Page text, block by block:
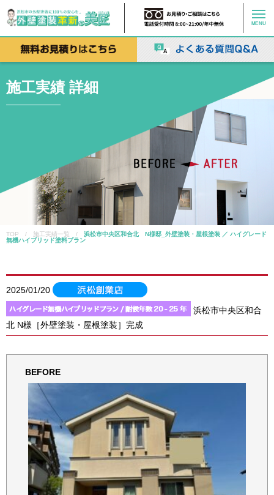
MENU
施工実績 詳細
TOP / 施工実績一覧 / 浜松市中央区和合北 N様邸_外壁塗装・屋根塗装 ／ ハイグレード
無機ハイブリッド塗料プラン
2025/01/20
浜松市中央区和合
北 N様［外壁塗装・屋根塗装］完成
BEFORE